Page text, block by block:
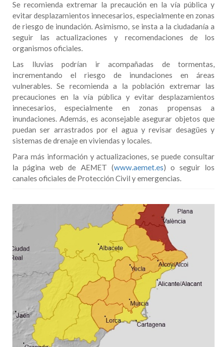
Se recomienda extremar la precaución en la vía pública y
evitar desplazamientos innecesarios, especialmente en zonas
de riesgo de inundación. Asimismo, se insta a la ciudadanía a
seguir las actualizaciones y recomendaciones de los
organismos oficiales.
Las lluvias podrían ir acompañadas de tormentas,
incrementando el riesgo de inundaciones en áreas
vulnerables. Se recomienda a la población extremar las
precauciones en la vía pública y evitar desplazamientos
innecesarios, especialmente en zonas propensas a
inundaciones. Además, es aconsejable asegurar objetos que
puedan ser arrastrados por el agua y revisar desagües y
sistemas de drenaje en viviendas y locales.
Para más información y actualizaciones, se puede consultar
la página web de AEMET (www.aemet.es) o seguir los
canales oficiales de Protección Civil y emergencias.